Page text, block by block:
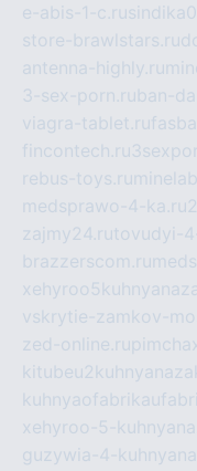
e-abis-1-c.ru
store-brawlstars.ru
antenna-highly.ru
3-sex-porn.ruban-
viagra-tablet.ru
fincontech.ru
rebus-toys.ru
medsprawo-4-ka.ru
zajmy24.rutovudyi-
brazzerscom.ru
vskrytie-zamkov-
zed-online.ru
xehyroo-5-
guzywia-4-